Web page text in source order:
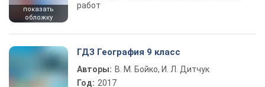
показать
обложку
работ
ГДЗ География 9 класс
Авторы: В. М. Бойко, И. Л. Дитчук
Год: 2017